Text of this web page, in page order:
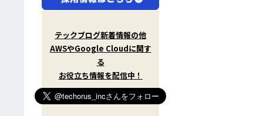
X
T
w
i
t
t
e
r
)
を
テックブログ新着情報の他
AWSやGoogle Cloudに関す
る
お役立ち情報を配信中！